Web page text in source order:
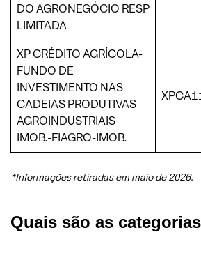
DO AGRONEGÓCIO RESP
LIMITADA
XP CRÉDITO AGRÍCOLA-
FUNDO DE
INVESTIMENTO NAS
CADEIAS PRODUTIVAS
AGROINDUSTRIAIS
IMOB.-FIAGRO-IMOB.
*Informações retiradas em maio de 2026.
Quais são as